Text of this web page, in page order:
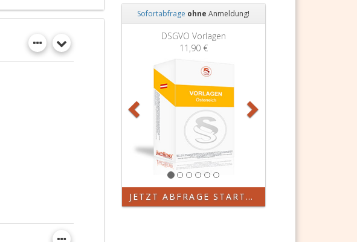
Sofortabfrage ohne Anmeldung!
DSGVO Vorlagen
11,90 €
Zurück
JETZT ABFRAGE STARTEN